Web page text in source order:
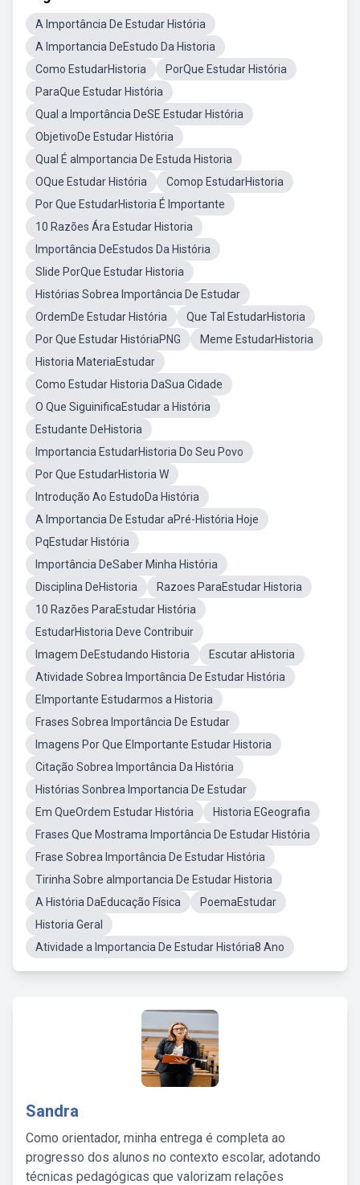
A Importância De Estudar História
A Importancia DeEstudo Da Historia
Como EstudarHistoria
PorQue Estudar História
ParaQue Estudar História
Qual a Importância DeSE Estudar História
ObjetivoDe Estudar História
Qual É aImportancia De Estuda Historia
OQue Estudar História
Comop EstudarHistoria
Por Que EstudarHistoria É Importante
10 Razões Ára Estudar Historia
Importância DeEstudos Da História
Slide PorQue Estudar Historia
Histórias Sobrea Importância De Estudar
OrdemDe Estudar História
Que Tal EstudarHistoria
Por Que Estudar HistóriaPNG
Meme EstudarHistoria
Historia MateriaEstudar
Como Estudar Historia DaSua Cidade
O Que SiguinificaEstudar a História
Estudante DeHistoria
Importancia EstudarHistoria Do Seu Povo
Por Que EstudarHistoria W
Introdução Ao EstudoDa História
A Importancia De Estudar aPré-História Hoje
PqEstudar História
Importância DeSaber Minha História
Disciplina DeHistoria
Razoes ParaEstudar Historia
10 Razões ParaEstudar História
EstudarHistoria Deve Contribuir
Imagem DeEstudando Historia
Escutar aHistoria
Atividade Sobrea Importância De Estudar História
EImportante Estudarmos a Historia
Frases Sobrea Importância De Estudar
Imagens Por Que EImportante Estudar Historia
Citação Sobrea Importância Da História
Histórias Sonbrea Importancia De Estudar
Em QueOrdem Estudar História
Historia EGeografia
Frases Que Mostrama Importância De Estudar História
Frase Sobrea Importância De Estudar História
Tirinha Sobre aImportancia De Estudar Historia
A História DaEducação Física
PoemaEstudar
Historia Geral
Atividade a Importancia De Estudar História8 Ano
Sandra
Como orientador, minha entrega é completa ao
progresso dos alunos no contexto escolar, adotando
técnicas pedagógicas que valorizam relações